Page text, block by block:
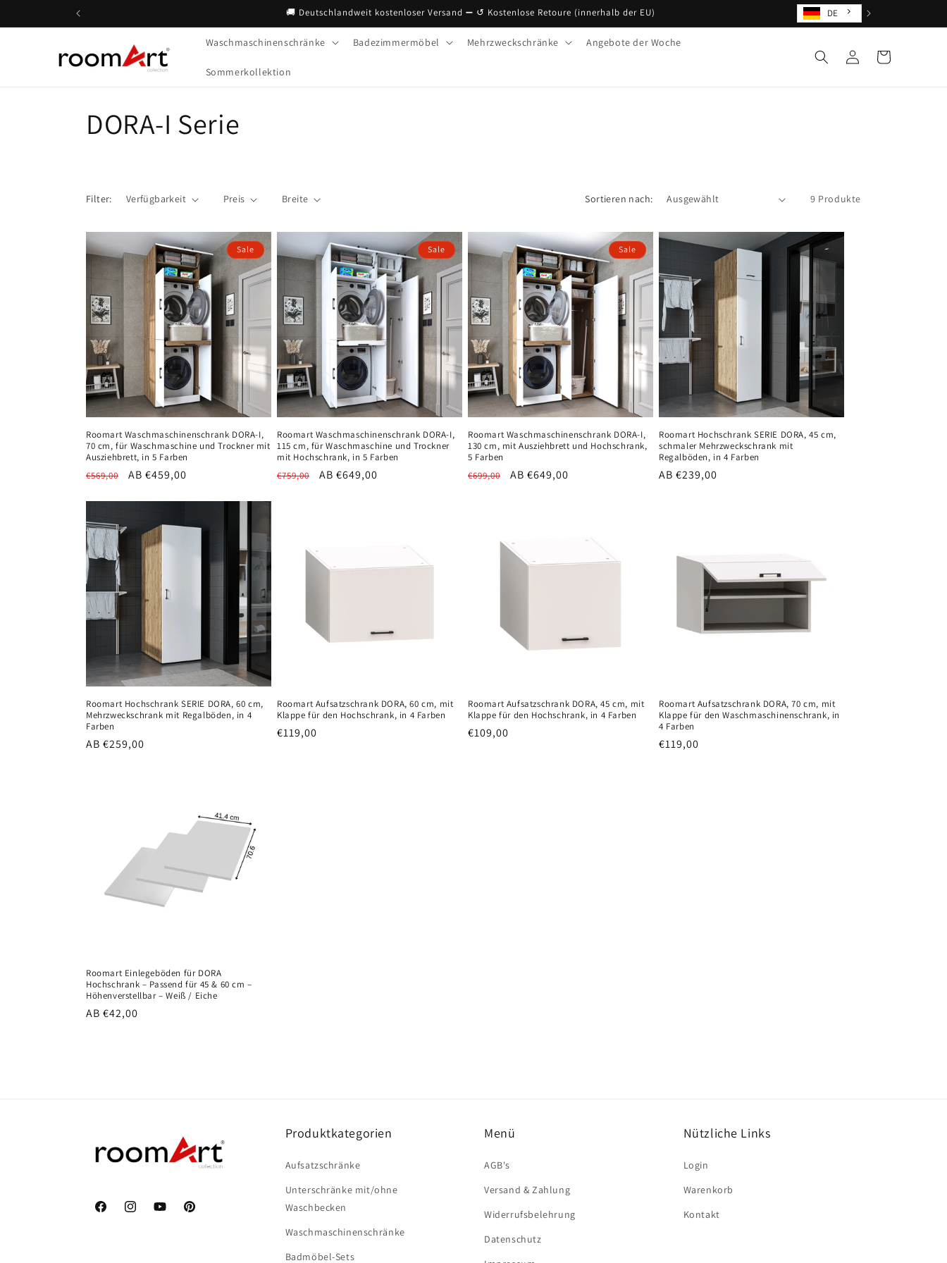
Inhalt
🚚 Deutschlandweit kostenloser Versand ➖ ↺ Kostenlose Retoure (innerhalb der EU) DE
Waschmaschinenschränke Badezimmermöbel Mehrzweckschränke Angebote der Woche
Sommerkollektion
EinloggenWarenkorb
K
t
e
g
o
r
i
e
:
DORA-I Serie
Filter: Verfügbarkeit Preis Breite Sortieren nach: 9 Produkte
Sale
Roomart Waschmaschinenschrank DORA-I,
70 cm, für Waschmaschine und Trockner mit
Ausziehbrett, in 5 Farben
Normaler
€569,00 Verkaufspreis
AB €459,00
Sale
Roomart Waschmaschinenschrank DORA-I,
115 cm, für Waschmaschine und Trockner
mit Hochschrank, in 5 Farben
Normaler
€759,00 Verkaufspreis
AB €649,00
Sale
Roomart Waschmaschinenschrank DORA-I,
130 cm, mit Ausziehbrett und Hochschrank,
5 Farben
Normaler
€699,00 Verkaufspreis
AB €649,00
Roomart Hochschrank SERIE DORA, 45 cm,
schmaler Mehrzweckschrank mit
Regalböden, in 4 Farben
Normaler
AB €239,00
Roomart Hochschrank SERIE DORA, 60 cm,
Mehrzweckschrank mit Regalböden, in 4
Farben
Normaler
AB €259,00
Roomart Aufsatzschrank DORA, 60 cm, mit
Klappe für den Hochschrank, in 4 Farben
Normaler
€119,00
Roomart Aufsatzschrank DORA, 45 cm, mit
Klappe für den Hochschrank, in 4 Farben
Normaler
€109,00
Roomart Aufsatzschrank DORA, 70 cm, mit
Klappe für den Waschmaschinenschrank, in
4 Farben
Normaler
€119,00
Roomart Einlegeböden für DORA
Hochschrank – Passend für 45 & 60 cm –
Höhenverstellbar – Weiß / Eiche
Normaler
AB €42,00
FacebookInstagramYouTubePinterest
Produktkategorien
Aufsatzschränke
Unterschränke mit/ohne
Waschbecken
Waschmaschinenschränke
Badmöbel-Sets
Menü
AGB's
Versand & Zahlung
Widerrufsbelehrung
Datenschutz
Nützliche Links
Login
Warenkorb
Kontakt